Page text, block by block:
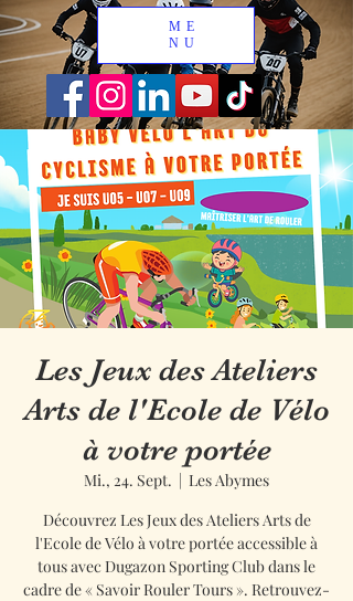
ME
NU
Les Jeux des Ateliers
Arts de l'Ecole de Vélo
à votre portée
Mi., 24. Sept.
  |
Les Abymes
Découvrez Les Jeux des Ateliers Arts de
l'Ecole de Vélo à votre portée accessible à
tous avec Dugazon Sporting Club dans le
cadre de « Savoir Rouler Tours ». Retrouvez-